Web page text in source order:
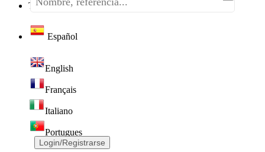
Teléfono:(+34) 968 320 046
Español
English
Français
Italiano
Portugues
Login/Registrarse